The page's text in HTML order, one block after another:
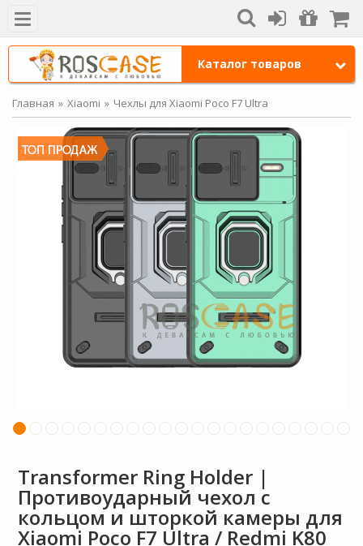
Каталог товаров
Главная Xiaomi Чехлы для Xiaomi Poco F7 Ultra
Transformer Ring Holder |
Противоударный чехол с
кольцом и шторкой камеры для
Xiaomi Poco F7 Ultra / Redmi K80